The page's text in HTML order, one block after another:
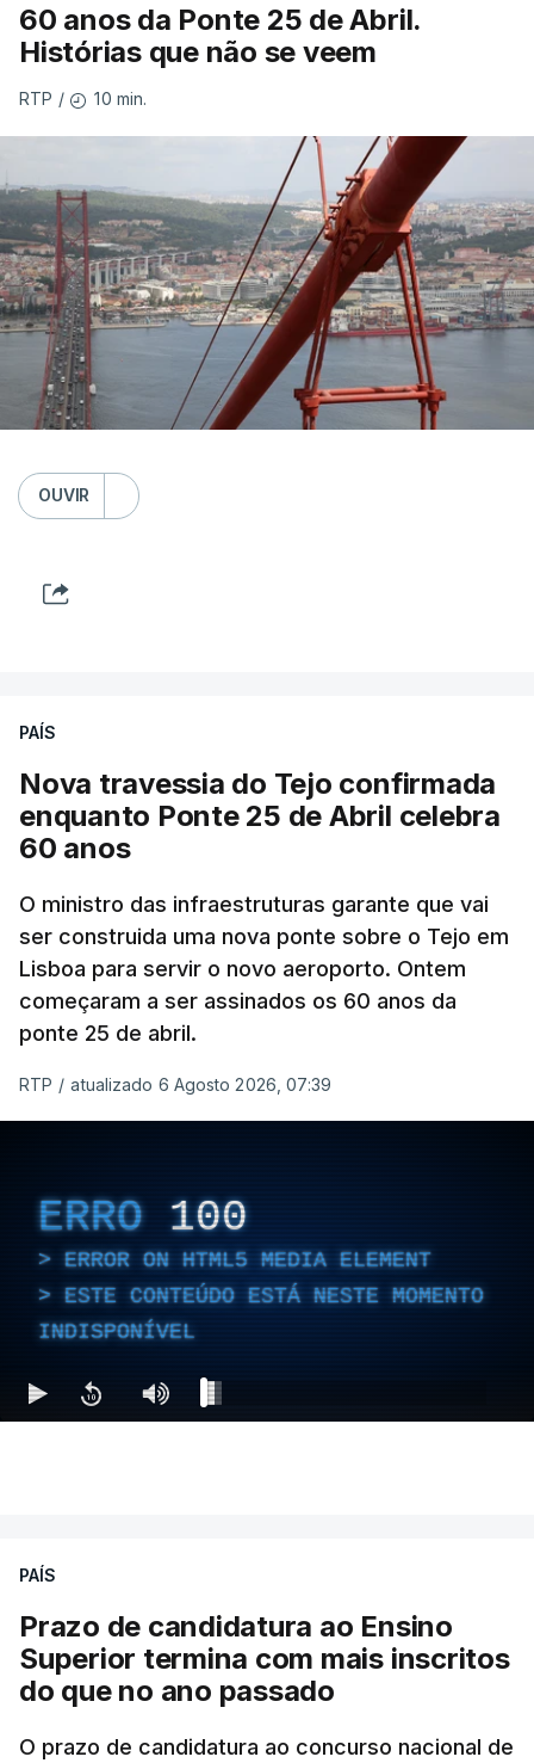
60 anos da Ponte 25 de Abril.
Histórias que não se veem
RTP / 10 min.
OUVIR
PAÍS
Nova travessia do Tejo confirmada
enquanto Ponte 25 de Abril celebra
60 anos
O ministro das infraestruturas garante que vai
ser construida uma nova ponte sobre o Tejo em
Lisboa para servir o novo aeroporto. Ontem
começaram a ser assinados os 60 anos da
ponte 25 de abril.
RTP / atualizado 6 Agosto 2026, 07:39
ERRO 100
ERROR ON HTML5 MEDIA ELEMENT
ESTE CONTEÚDO ESTÁ NESTE MOMENTO
INDISPONÍVEL
PAÍS
Prazo de candidatura ao Ensino
Superior termina com mais inscritos
do que no ano passado
O prazo de candidatura ao concurso nacional de